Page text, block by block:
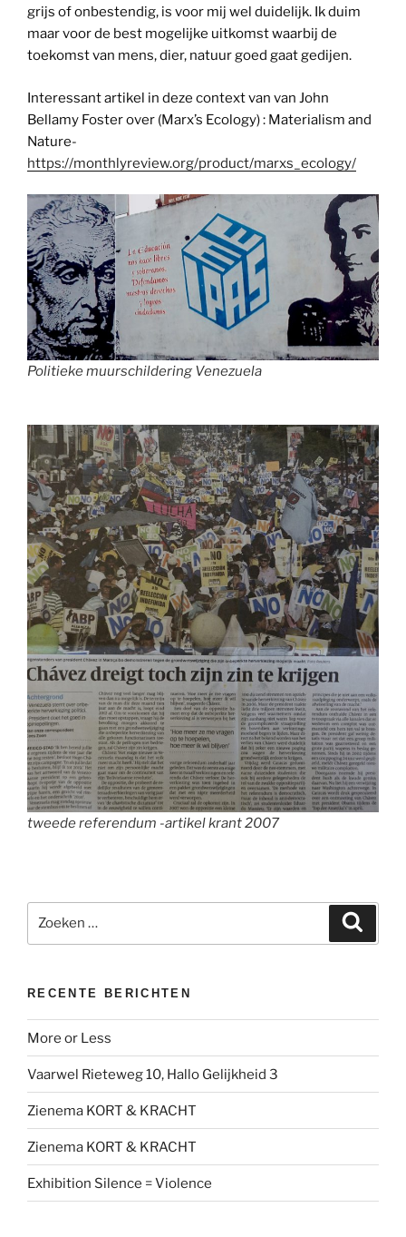
grijs of onbestendig, is voor mij wel duidelijk. Ik duim
maar voor de best mogelijke uitkomst waarbij de
toekomst van mens, dier, natuur goed gaat gedijen.
Interessant artikel in deze context van van John
Bellamy Foster over (Marx’s Ecology) : Materialism and
Nature-
https://monthlyreview.org/product/marxs_ecology/
Politieke muurschildering Venezuela
tweede referendum -artikel krant 2007
naar:
RECENTE BERICHTEN
More or Less
Vaarwel Rieteweg 10, Hallo Gelijkheid 3
Zienema KORT & KRACHT
Zienema KORT & KRACHT
Exhibition Silence = Violence